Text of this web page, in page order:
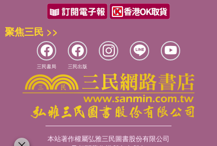
聚焦三民 >>
三民書局 三民出版
本站著作權屬弘雅三民圖書股份有限公司